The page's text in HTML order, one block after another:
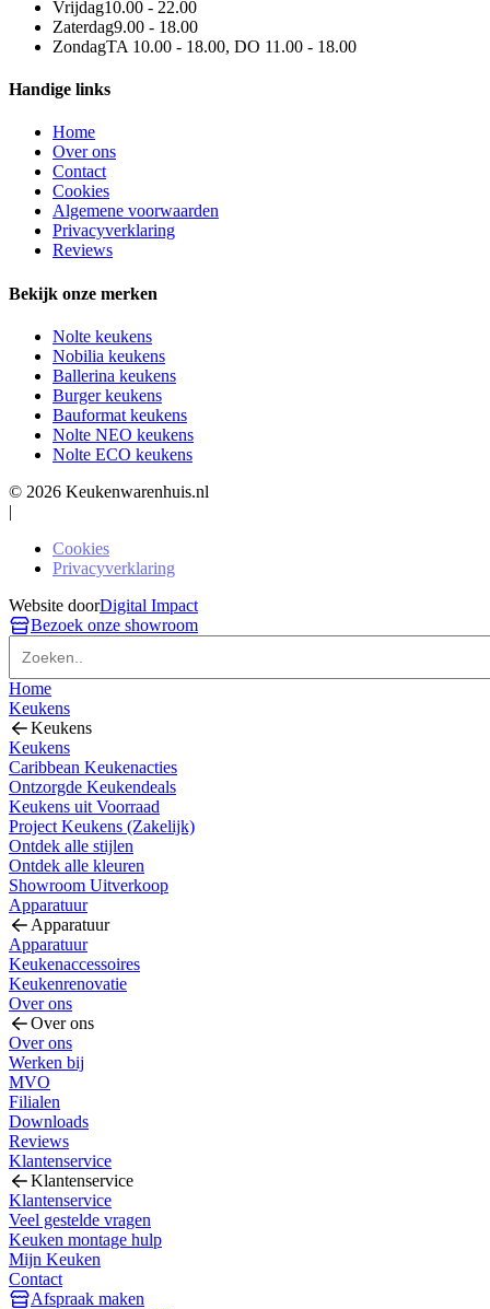
Vrijdag10.00 - 22.00
Zaterdag9.00 - 18.00
ZondagTA 10.00 - 18.00, DO 11.00 - 18.00
Handige links
Home
Over ons
Contact
Cookies
Algemene voorwaarden
Privacyverklaring
Reviews
Bekijk onze merken
Nolte keukens
Nobilia keukens
Ballerina keukens
Burger keukens
Bauformat keukens
Nolte NEO keukens
Nolte ECO keukens
© 2026 Keukenwarenhuis.nl
|
Cookies
Privacyverklaring
Website doorDigital Impact
Bezoek onze showroom
Home
Keukens
Keukens
Keukens
Caribbean Keukenacties
Ontzorgde Keukendeals
Keukens uit Voorraad
Project Keukens (Zakelijk)
Ontdek alle stijlen
Ontdek alle kleuren
Showroom Uitverkoop
Apparatuur
Apparatuur
Apparatuur
Keukenaccessoires
Keukenrenovatie
Over ons
Over ons
Over ons
Werken bij
MVO
Filialen
Downloads
Reviews
Klantenservice
Klantenservice
Klantenservice
Veel gestelde vragen
Keuken montage hulp
Mijn Keuken
Contact
Afspraak maken